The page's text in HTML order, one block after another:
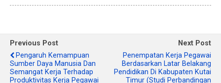
Previous Post
Pengaruh Kemampuan
Sumber Daya Manusia Dan
Semangat Kerja Terhadap
Produktivitas Kerja Pegawai
Next Post
Penempatan Kerja Pegawai
Berdasarkan Latar Belakang
Pendidikan Di Kabupaten Kutai
Timur (Studi Perbandingan